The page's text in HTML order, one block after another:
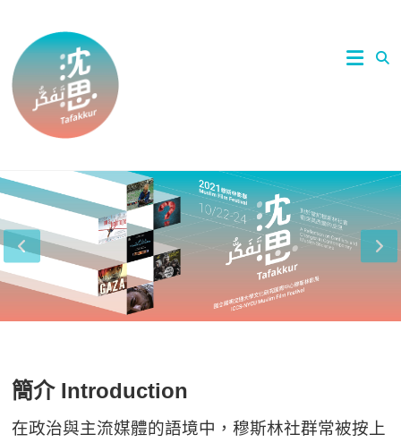
content
沈思 /
Tafakkur
2021國
立陽明
交通大
學文化
研究國
際中心
穆斯林
NYCU
Muslim
Film
Festival
2021
簡介 Introduction
在政治與主流媒體的語境中，穆斯林社群常被按上